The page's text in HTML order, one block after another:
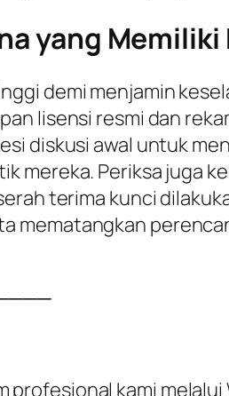
yang
demi menjamin
lisensi resmi dan
diskusi awal untuk
Periksa juga
terima kunci
mematangkan
profesional kami